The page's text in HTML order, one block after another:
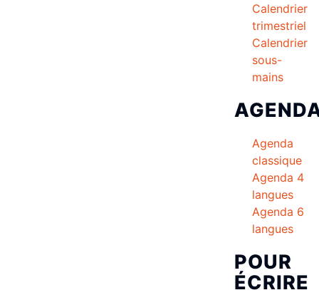
Calendrier
trimestriel
Calendrier
sous-
mains
Agenda
classique
Agenda 4
langues
Agenda 6
langues
POUR
ÉCRIRE